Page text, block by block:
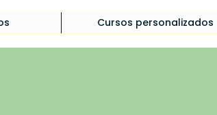
Cursos personalizados